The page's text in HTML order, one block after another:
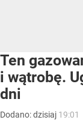
Ten
i wątrobę.
dni
Dodano:dzisiaj 19:01